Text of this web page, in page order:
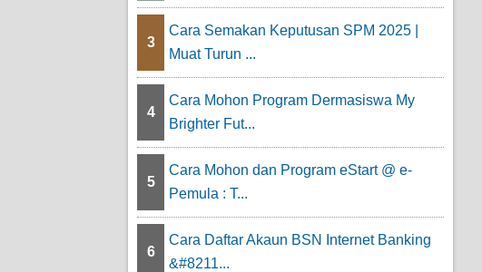
3
Cara Semakan Keputusan SPM 2025 |
Muat Turun ...
4
Cara Mohon Program Dermasiswa My
Brighter Fut...
5
Cara Mohon dan Program eStart @ e-
Pemula : T...
6
Cara Daftar Akaun BSN Internet Banking
&#8211...